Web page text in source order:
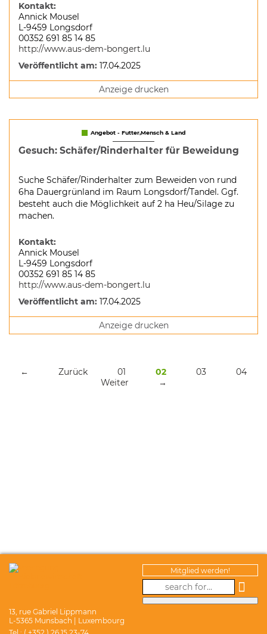
Kontakt:
Annick Mousel
L-9459 Longsdorf
00352 691 85 14 85
http://www.aus-dem-bongert.lu
Veröffentlicht am: 17.04.2025
Anzeige drucken
Angebot - Futter,Mensch & Land
Gesuch: Schäfer/Rinderhalter für Beweidung
Suche Schäfer/Rinderhalter zum Beweiden von rund
6ha Dauergrünland im Raum Longsdorf/Tandel. Ggf.
besteht auch die Möglichkeit auf 2 ha Heu/Silage zu
machen.
Kontakt:
Annick Mousel
L-9459 Longsdorf
00352 691 85 14 85
http://www.aus-dem-bongert.lu
Veröffentlicht am: 17.04.2025
Anzeige drucken
← Zurück 01 02 03
04
Weiter
→
Mitglied werden!
13, rue Gabriel Lippmann
L-5365 Munsbach | Luxembourg